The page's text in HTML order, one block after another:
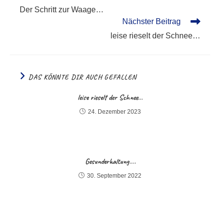
ansehen
Der Schritt zur Waage…
Nächster Beitrag
leise rieselt der Schnee…
DAS KÖNNTE DIR AUCH GEFALLEN
leise rieselt der Schnee…
24. Dezember 2023
Gesunderhaltung….
30. September 2022